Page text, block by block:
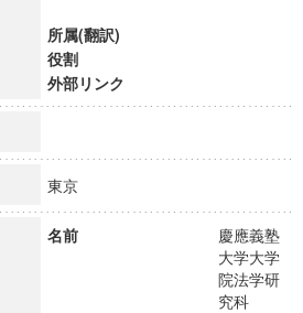
所属(翻訳)
役割
外部リンク
東京
名前
慶應義塾
大学大学
院法学研
究科